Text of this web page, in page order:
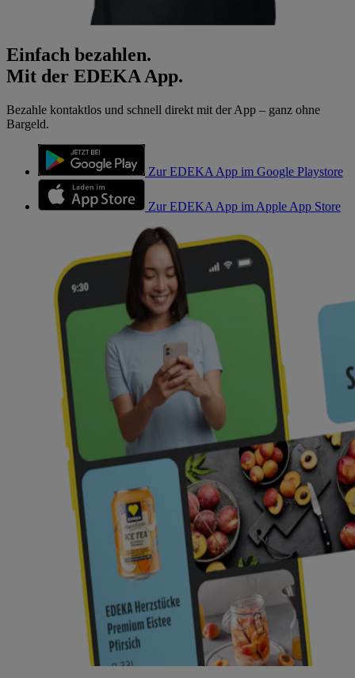
Einfach bezahlen.
Mit der EDEKA App.
Bezahle kontaktlos und schnell direkt mit der App – ganz ohne
Bargeld.
Zur EDEKA App im Google Playstore
Zur EDEKA App im Apple App Store